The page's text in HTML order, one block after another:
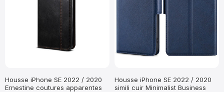
Housse iPhone SE 2022 / 2020
Ernestine coutures apparentes
Housse iPhone SE 2022 / 2020
simili cuir Minimalist Business